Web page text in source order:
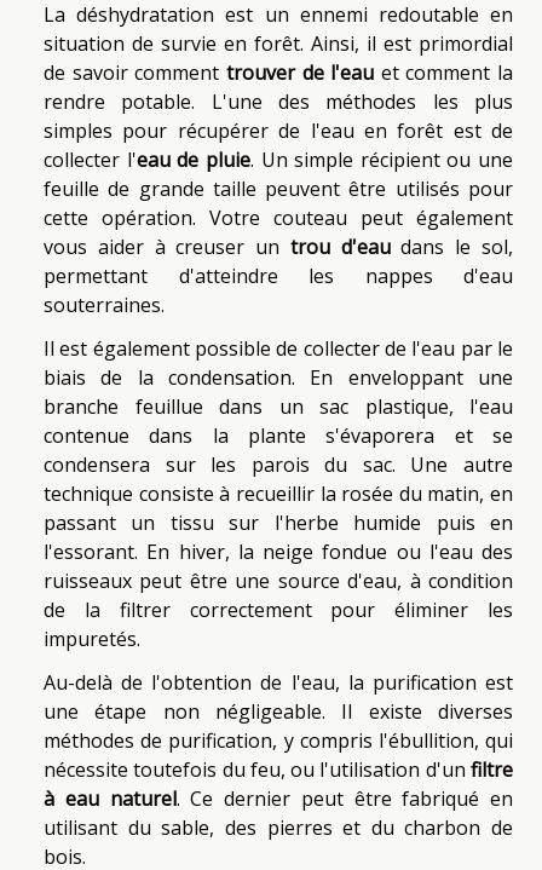
La déshydratation est un ennemi redoutable en
situation de survie en forêt. Ainsi, il est primordial
de savoir comment trouver de l'eau et comment la
rendre potable. L'une des méthodes les plus
simples pour récupérer de l'eau en forêt est de
collecter l'eau de pluie. Un simple récipient ou une
feuille de grande taille peuvent être utilisés pour
cette opération. Votre couteau peut également
vous aider à creuser un trou d'eaudans le sol,
permettant d'atteindre les nappes d'eau
souterraines.
Il est également possible de collecter de l'eau par le
biais de la condensation. En enveloppant une
branche feuillue dans un sac plastique, l'eau
contenue dans la plante s'évaporera et se
condensera sur les parois du sac. Une autre
technique consiste à recueillir la rosée du matin, en
passant un tissu sur l'herbe humide puis en
l'essorant. En hiver, la neige fondue ou l'eau des
ruisseaux peut être une source d'eau, à condition
de la filtrer correctement pour éliminer les
impuretés.
Au-delà de l'obtention de l'eau, la purification est
une étape non négligeable. Il existe diverses
méthodes de purification, y compris l'ébullition, qui
nécessite toutefois du feu, ou l'utilisation d'un filtre
à eau naturel. Ce dernier peut être fabriqué en
utilisant du sable, des pierres et du charbon de
bois.